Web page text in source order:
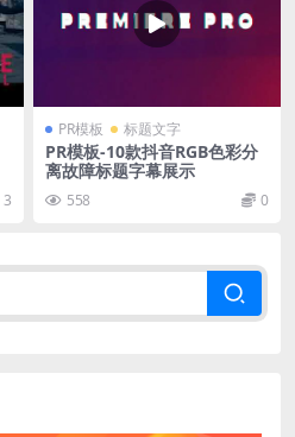
3
PR模板 标题文字
PR模板-10款抖音RGB色彩分
离故障标题字幕展示
558 0